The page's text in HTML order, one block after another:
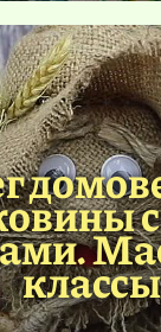
классы